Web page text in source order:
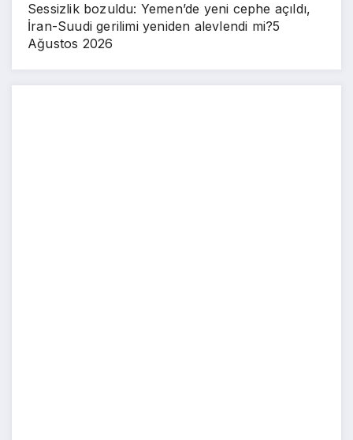
Sessizlik bozuldu: Yemen’de yeni cephe açıldı,
İran-Suudi gerilimi yeniden alevlendi mi?5
Ağustos 2026